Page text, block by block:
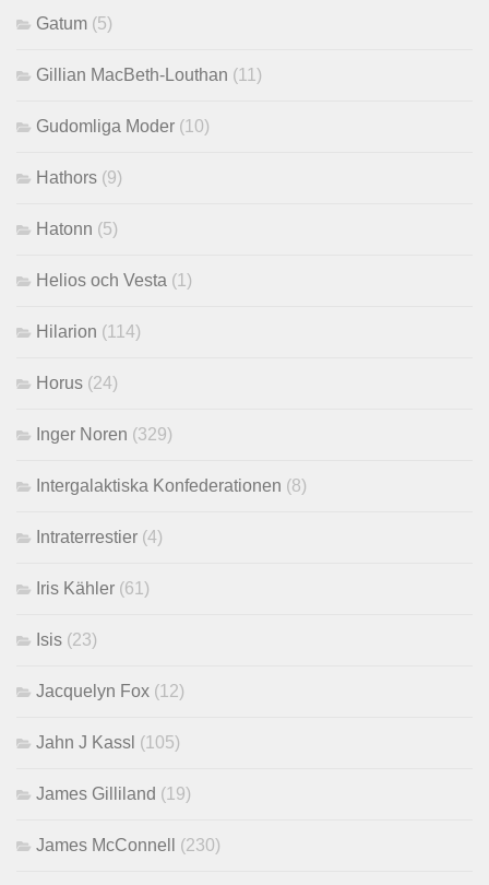
Gatum (5)
Gillian MacBeth-Louthan (11)
Gudomliga Moder (10)
Hathors (9)
Hatonn (5)
Helios och Vesta (1)
Hilarion (114)
Horus (24)
Inger Noren (329)
Intergalaktiska Konfederationen (8)
Intraterrestier (4)
Iris Kähler (61)
Isis (23)
Jacquelyn Fox (12)
Jahn J Kassl (105)
James Gilliland (19)
James McConnell (230)